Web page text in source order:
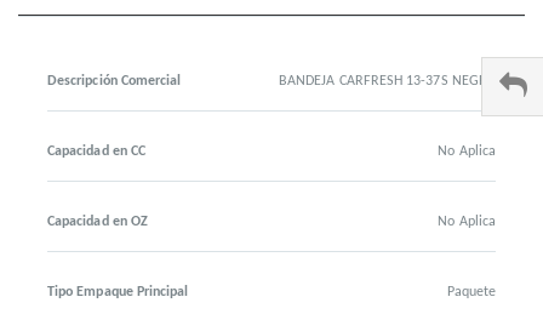
Descripción Comercial BANDEJA CARFRESH 13-37S NEGRA
Capacidad en CC No Aplica
Capacidad en OZ No Aplica
Tipo Empaque Principal Paquete